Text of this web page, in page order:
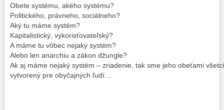
Obete systému, akého systému?
Politického, právneho, sociálneho?
Aký tu máme systém?
Kapitalistický, vykorisťovateľský?
A máme tu vôbec nejaký systém?
Alebo len anarchiu a zákon džungle?
Ak aj máme nejaký systém – zriadenie, tak sme jeho obeťami
vytvorený pre obyčajných ľudí…